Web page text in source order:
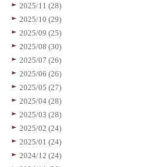
2025/11 (28)
2025/10 (29)
2025/09 (25)
2025/08 (30)
2025/07 (26)
2025/06 (26)
2025/05 (27)
2025/04 (28)
2025/03 (28)
2025/02 (24)
2025/01 (24)
2024/12 (24)